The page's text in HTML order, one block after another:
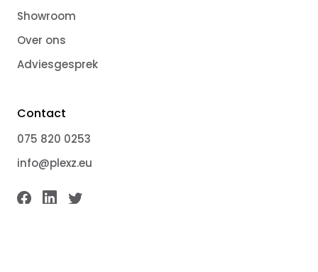
Showroom
Over ons
Adviesgesprek
Contact
075 820 0253
info@plexz.eu